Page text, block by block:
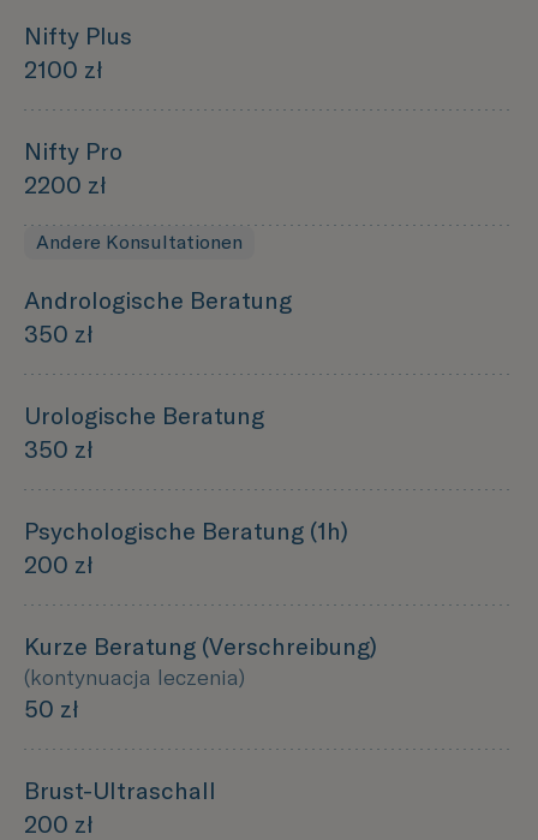
Nifty Plus
2100 zł
Nifty Pro
2200 zł
Andere Konsultationen
Andrologische Beratung
350 zł
Urologische Beratung
350 zł
Psychologische Beratung (1h)
200 zł
Kurze Beratung (Verschreibung)
(kontynuacja leczenia)
50 zł
Brust-Ultraschall
200 zł